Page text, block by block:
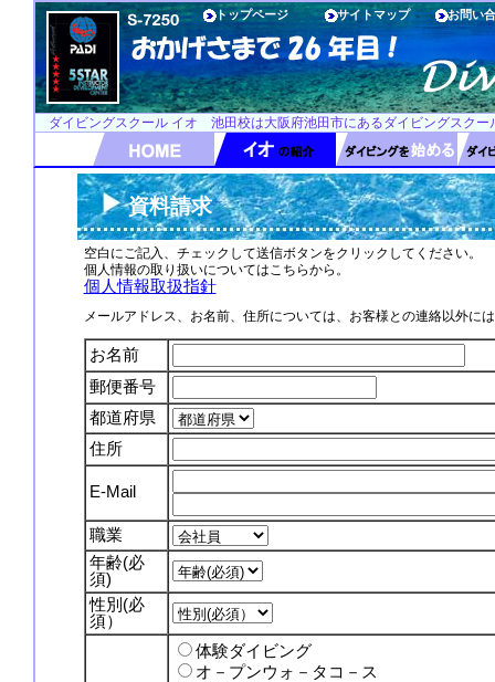
トップページ サイトマップ お問い
ダイビングスクール イオ 池田校は大阪府池田市にあるダイビングスク
資料請求
空白にご記入、チェックして送信ボタンをクリックしてください。
個人情報の取り扱いについてはこちらから。
個人情報取扱指針
メールアドレス、お名前、住所については、お客様との連絡以外に
お名前
郵便番号
都道府県
住所
E-Mail
職業
年齢(必
須)
性別(必
須）
体験ダイビング
オ－プンウォ－タコ－ス